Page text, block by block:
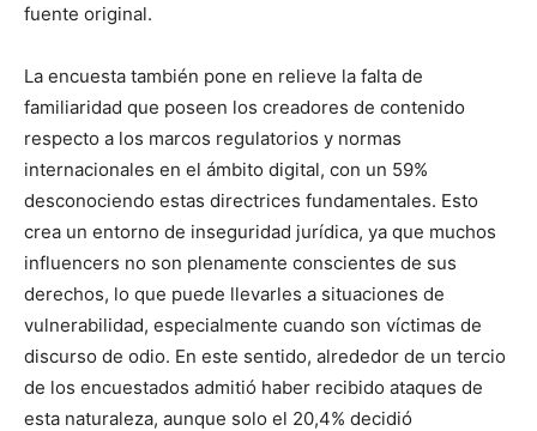
fuente original.
La encuesta también pone en relieve la falta de
familiaridad que poseen los creadores de contenido
respecto a los marcos regulatorios y normas
internacionales en el ámbito digital, con un 59%
desconociendo estas directrices fundamentales. Esto
crea un entorno de inseguridad jurídica, ya que muchos
influencers no son plenamente conscientes de sus
derechos, lo que puede llevarles a situaciones de
vulnerabilidad, especialmente cuando son víctimas de
discurso de odio. En este sentido, alrededor de un tercio
de los encuestados admitió haber recibido ataques de
esta naturaleza, aunque solo el 20,4% decidió